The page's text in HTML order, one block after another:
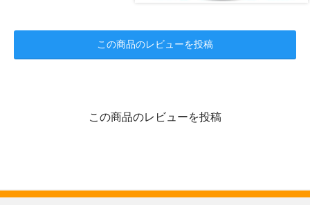
この商品のレビューを投稿
この商品のレビューを投稿